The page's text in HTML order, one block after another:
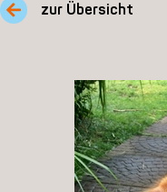
zur Übersicht